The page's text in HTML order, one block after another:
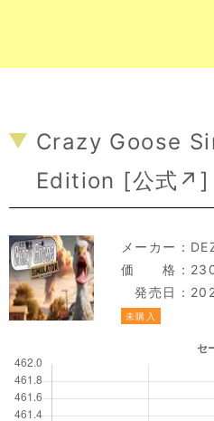
Crazy Goose
Edition [公式↗ ]
メーカー：
価 格：
発売日：
未購入